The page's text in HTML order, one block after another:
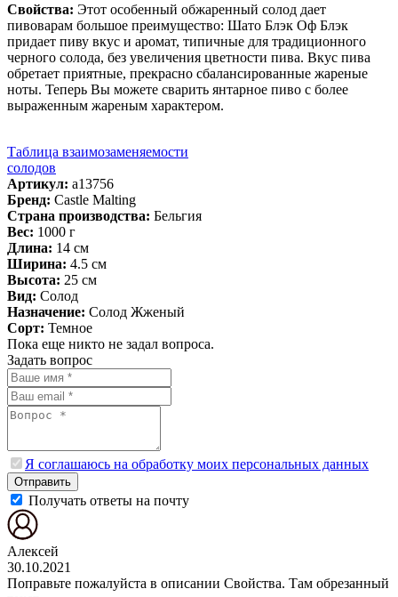
Свойства: Этот особенный обжаренный солод дает
пивоварам большое преимущество: Шато Блэк Оф Блэк
придает пиву вкус и аромат, типичные для традиционного
черного солода, без увеличения цветности пива. Вкус пива
обретает приятные, прекрасно сбалансированные жареные
ноты. Теперь Вы можете сварить янтарное пиво с более
выраженным жареным характером.
Таблица взаимозаменяемости
солодов
Артикул: a13756
Бренд: Castle Malting
Страна производства: Бельгия
Вес: 1000 г
Длина: 14 см
Ширина: 4.5 см
Высота: 25 см
Вид: Солод
Назначение: Солод Жженый
Сорт: Темное
Пока еще никто не задал вопроса.
Задать вопрос
Я соглашаюсь на обработку моих персональных данных
Отправить
Получать ответы на почту
Алексей
30.10.2021
Поправьте пожалуйста в описании Свойства. Там обрезанный